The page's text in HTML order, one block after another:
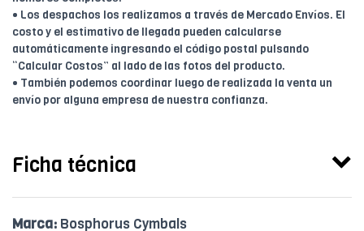
• Los despachos los realizamos a través de Mercado Envíos. El
costo y el estimativo de llegada pueden calcularse
automáticamente ingresando el código postal pulsando
“Calcular Costos” al lado de las fotos del producto.
• También podemos coordinar luego de realizada la venta un
envío por alguna empresa de nuestra confianza.
Ficha técnica
Marca: Bosphorus Cymbals